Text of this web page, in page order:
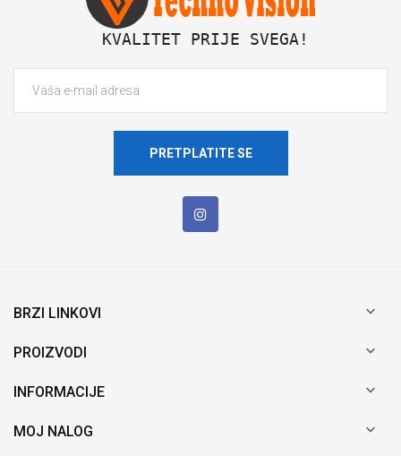
KVALITET PRIJE SVEGA!
PRETPLATITE SE
BRZI LINKOVI 
PROIZVODI 
INFORMACIJE 
MOJ NALOG 